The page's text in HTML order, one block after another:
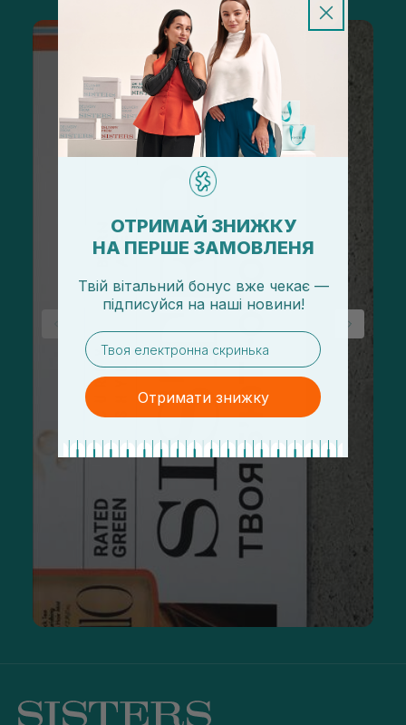
ОТРИМАЙ ЗНИЖКУ
НА ПЕРШЕ ЗАМОВЛЕНЯ
Твій вітальний бонус вже чекає —
підписуйся на наші новини!
email
Отримати знижку